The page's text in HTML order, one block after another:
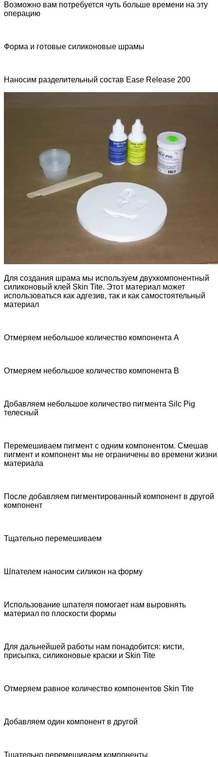
Возможно вам потребуется чуть больше времени на эту
операцию
Форма и готовые силиконовые шрамы
Наносим разделительный состав Ease Release 200
Для создания шрама мы используем двухкомпонентный
силиконовый клей Skin Tite. Этот материал может
использоваться как адгезив, так и как самостоятельный
материал
Отмеряем небольшое количество компонента А
Отмеряем небольшое количество компонента В
Добавляем небольшое количество пигмента Silc Pig
телесный
Перемешиваем пигмент с одним компонентом. Смешав
пигмент и компонент мы не ограничены во времени жизни
материала
После добавляем пигментированный компонент в другой
компонент
Тщательно перемешиваем
Шпателем наносим силикон на форму
Использование шпателя помогает нам выровнять
материал по плоскости формы
Для дальнейшей работы нам понадобится: кисти,
присыпка, силиконовые краски и Skin Tite
Отмеряем равное количество компонентов Skin Tite
Добавляем один компонент в другой
Тщательно перемешиваем компоненты